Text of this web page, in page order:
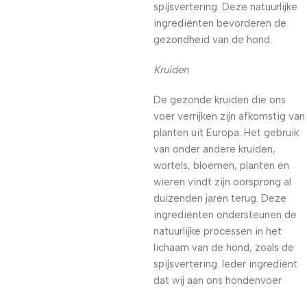
spijsvertering. Deze natuurlijke
ingrediënten bevorderen de
gezondheid van de hond.
Kruiden
De gezonde kruiden die ons
voer verrijken zijn afkomstig van
planten uit Europa. Het gebruik
van onder andere kruiden,
wortels, bloemen, planten en
wieren vindt zijn oorsprong al
duizenden jaren terug. Deze
ingrediënten ondersteunen de
natuurlijke processen in het
lichaam van de hond, zoals de
spijsvertering. Ieder ingrediënt
dat wij aan ons hondenvoer